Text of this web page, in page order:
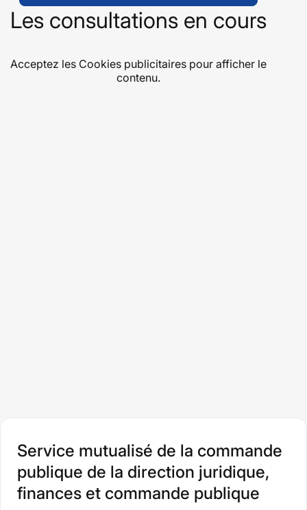
Les consultations en cours
Acceptez les Cookies publicitairespour afficher le
contenu.
Service mutualisé de la commande
publique de la direction juridique,
finances et commande publique